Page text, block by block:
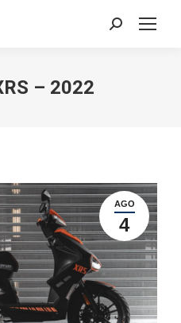
Search:
– 2022
AGO
4